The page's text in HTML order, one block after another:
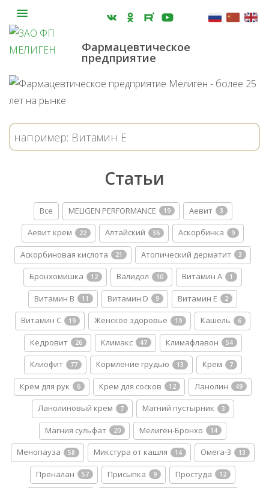
Фармацевтическое
предприятие
Статьи
Все MELIGEN PERFORMANCE 19 Аевит 3
Аевит крем 22 Алтайский 36 Аскорбинка 9
Аскорбиновая кислота 21 Атопический дерматит 3
Бронхомишка 12 Валидол 10 Витамин A 1
Витамин B 11 Витамин D 9 Витамин E 2
Витамин С 19 Женское здоровье 19 Кашель 6
Кедровит 26 Климакс 47 Климафлавон 54
Клиофит 77 Кормление грудью 13 Крем 7
Крем для рук 6 Крем для сосков 12 Ланолин 49
Ланолиновый крем 7 Магний пустырник 3
Магния сульфат 20 Мелиген-Бронхо 14
Менопауза 58 Микстура от кашля 14 Омега-3 13
Преналан 57 Присыпка 9 Простуда 12